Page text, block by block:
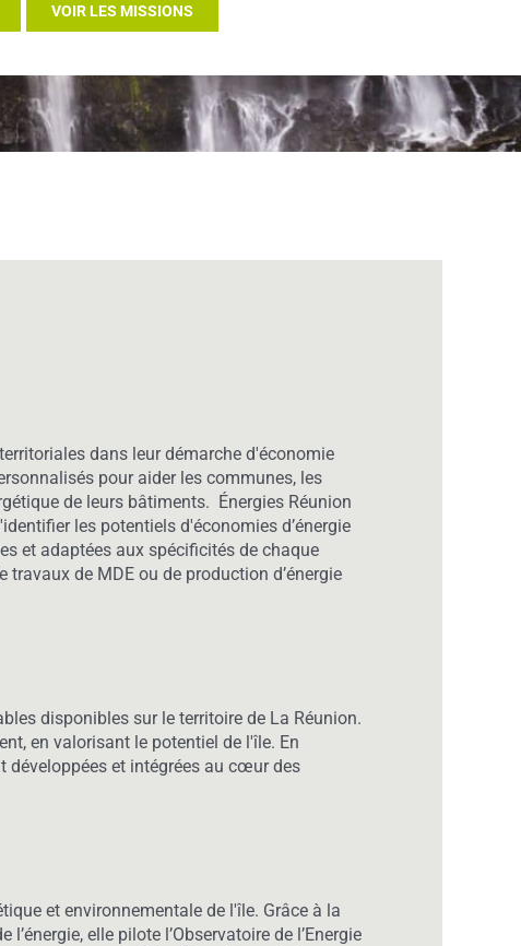
VOIR LES MISSIONS
dans leur démarche d'économie
pour aider les communes, les
de leurs bâtiments. Énergies Réunion
les potentiels d'économies d’énergie
et adaptées aux spécificités de chaque
de MDE ou de production d’énergie
disponibles sur le territoire de La Réunion.
en valorisant le potentiel de l'île. En
développées et intégrées au cœur des
et environnementale de l'île. Grâce à la
elle pilote l’Observatoire de l’Energie